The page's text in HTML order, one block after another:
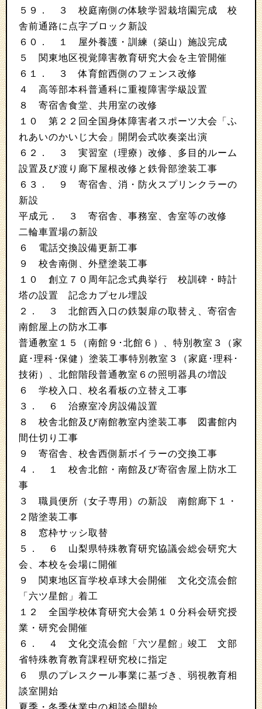
５９． ３ 校庭南側の体験学習栽培園完成 校
舎前通路に点字ブロック新設
６０． １ 屋外養護・訓練（築山）施設完成
５ 関東地区視覚障害教育研究大会を主管開催
６１． ３ 体育館西側のフェンス改修
４ 高等部本科普通科に重複障害学級設置
８ 寄宿舎食堂、共用室の改修
１０ 第２２回全国身体障害者スポーツ大会「ふ
れあいのかいじ大会」開閉会式吹奏楽出演
６２． ３ 実習室（理療）改修、多目的ルーム
設置及び渡り廊下屋根改修と鉄骨部塗装工事
６３． ９ 寄宿舎、消・防火スプリンクラーの
新設
平成元． ３ 寄宿舎、事務室、舎室等の改修
二輪車置場の新設
６ 電話交換設備更新工事
９ 校舎南側、外壁塗装工事
１０ 創立７０周年記念式典挙行 校訓碑・時計
塔の設置 記念カプセル埋設
２． ３ 北館西入口の鉄製扉の取替え、寄宿舎
南館屋上の防水工事
普通教室１５（南館９･北館６）、特別教室３（家
庭･理科･保健）塗装工事特別教室３（家庭･理科･
技術）、北館階段普通教室６の照明器具の増設
６ 学校入口、校名看板の立替え工事
３． ６ 治療室冷房設備設置
８ 校舎北館及び南館教室内塗装工事 図書館内
間仕切り工事
９ 寄宿舎、校舎西側新ボイラーの交換工事
４． １ 校舎北館・南館及び寄宿舎屋上防水工
事
３ 職員便所（女子専用）の新設 南館廊下１・
２階塗装工事
８ 窓枠サッシ取替
５． ６ 山梨県特殊教育研究協議会総会研究大
会、本校を会場に開催
９ 関東地区盲学校卓球大会開催 文化交流会館
「六ツ星館」着工
１２ 全国学校体育研究大会第１０分科会研究授
業・研究会開催
６． ４ 文化交流会館「六ツ星館」竣工 文部
省特殊教育教育課程研究校に指定
６ 県のプレスクール事業に基づき、弱視教育相
談室開始
夏季・冬季休業中の相談会開始